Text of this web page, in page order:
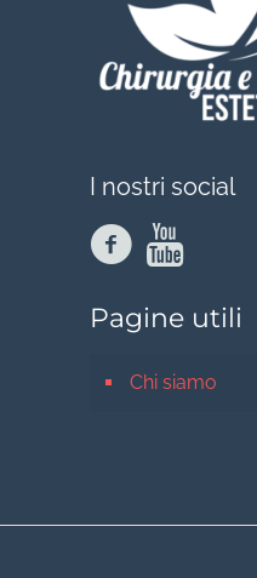
I nostri social
Pagine utili
Chi siamo